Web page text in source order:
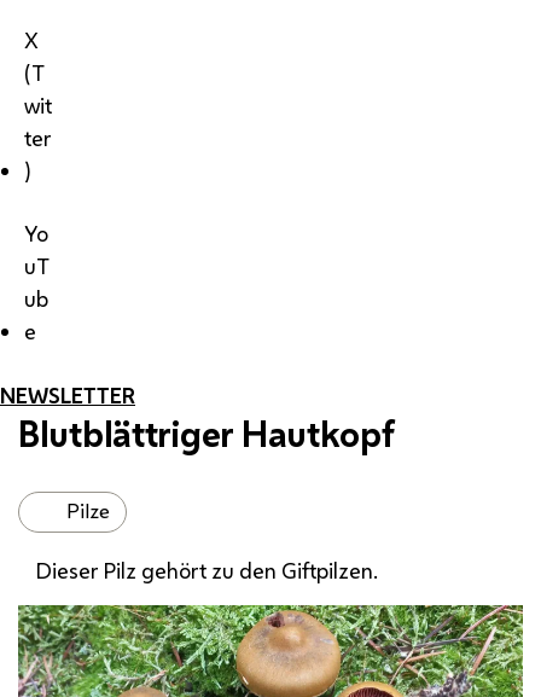
X
(T
wit
ter
)
Yo
uT
ub
e
NEWSLETTER
Blutblättriger Hautkopf
Pilze
Dieser Pilz gehört zu den Giftpilzen.